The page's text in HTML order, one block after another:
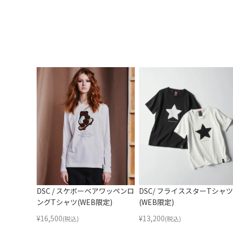
DSC / スケボーベアワッペンロ
ングTシャツ(WEB限定)
¥16,500(税込)
DSC/ フライススターTシャツ
(WEB限定)
¥13,200(税込)